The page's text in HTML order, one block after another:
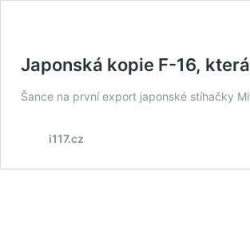
Japonská kopie F-16,
Šance na první export japonské stíhačky
i117.cz